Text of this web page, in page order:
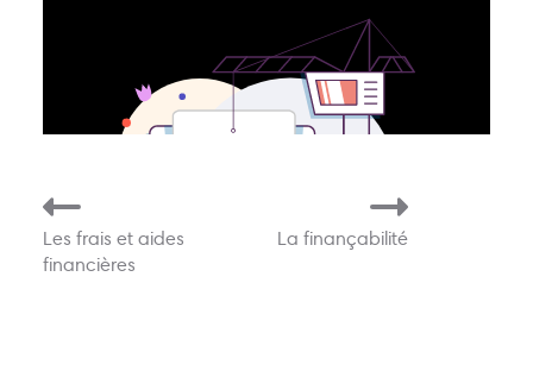
Les frais et aides
financières
La finançabilité
Écoles
Publications Bons plans
FAQ Services